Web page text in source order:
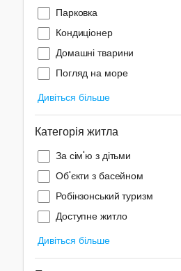
Парковка
Кондиціонер
Домашні тварини
Погляд на море
Дивіться більше
Категорія житла
За сім'ю з дітьми
Об'єкти з басейном
Робінзонський туризм
Доступне житло
Дивіться більше